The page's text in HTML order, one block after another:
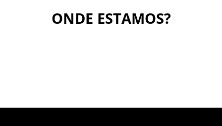
ONDE ESTAMOS?